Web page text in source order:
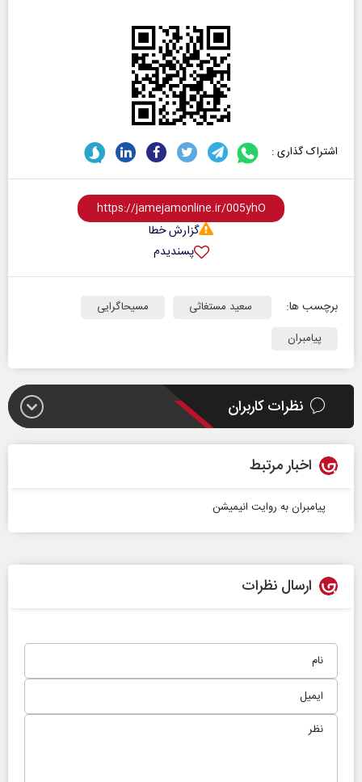
اشتراک گذاری :
گزارش خطا
پسندیدم
برچسب ها: سعید مستغاثی
مسیحاگرایی
پیامبران
نظرات کاربران
اخبار مرتبط
پیامبران به روایت انیمیشن‌
ارسال نظرات